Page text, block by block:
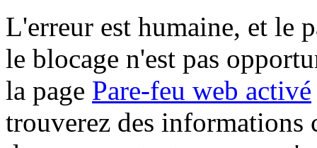
L'erreur est humaine, et le
le blocage n'est pas
la page Pare-feu web activé
trouverez des informations